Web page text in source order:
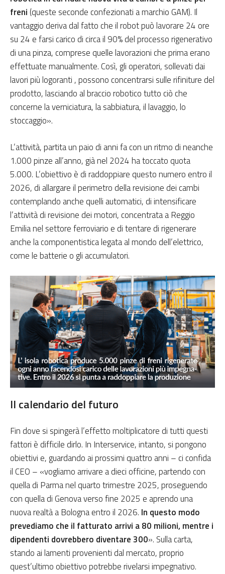
freni (queste seconde confezionati a marchio GAM). Il
vantaggio deriva dal fatto che il robot può lavorare 24 ore
su 24 e farsi carico di circa il 90% del processo rigenerativo
di una pinza, comprese quelle lavorazioni che prima erano
effettuate manualmente. Così, gli operatori, sollevati dai
lavori più logoranti , possono concentrarsi sulle rifiniture del
prodotto, lasciando al braccio robotico tutto ciò che
concerne la verniciatura, la sabbiatura, il lavaggio, lo
stoccaggio».
L’attività, partita un paio di anni fa con un ritmo di neanche
1.000 pinze all’anno, già nel 2024 ha toccato quota
5.000. L’obiettivo è di raddoppiare questo numero entro il
2026, di allargare il perimetro della revisione dei cambi
contemplando anche quelli automatici, di intensificare
l’attività di revisione dei motori, concentrata a Reggio
Emilia nel settore ferroviario e di tentare di rigenerare
anche la componentistica legata al mondo dell’elettrico,
come le batterie o gli accumulatori.
Il calendario del futuro
Fin dove si spingerà l’effetto moltiplicatore di tutti questi
fattori è difficile dirlo. In Interservice, intanto, si pongono
obiettivi e, guardando ai prossimi quattro anni – ci confida
il CEO – «vogliamo arrivare a dieci officine, partendo con
quella di Parma nel quarto trimestre 2025, proseguendo
con quella di Genova verso fine 2025 e aprendo una
nuova realtà a Bologna entro il 2026. In questo modo
prevediamo che il fatturato arrivi a 80 milioni, mentre i
dipendenti dovrebbero diventare 300». Sulla carta,
stando ai lamenti provenienti dal mercato, proprio
quest’ultimo obiettivo potrebbe rivelarsi impegnativo.